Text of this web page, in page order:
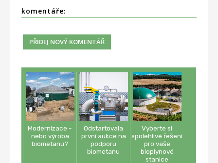
komentáře:
Modernizace -
nebo výroba
biometanu?
Odstartovala
první aukce na
podporu
biometanu
Vyberte si
spolehlivé řešení
pro vaše
bioplynové
stanice